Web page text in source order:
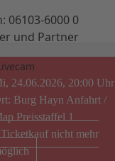
06103-6000 0
und Partner
24.06.2026, 20:00 Uhr
Burg Hayn Anfahrt /
Preisstaffel 1
Ticketkauf nicht mehr